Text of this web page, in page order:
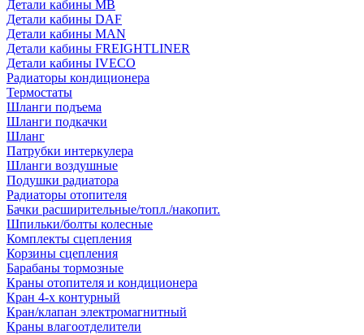
Детали кабины MB
Детали кабины DAF
Детали кабины MAN
Детали кабины FREIGHTLINER
Детали кабины IVECO
Радиаторы кондиционера
Термостаты
Шланги подъема
Шланги подкачки
Шланг
Патрубки интеркулера
Шланги воздушные
Подушки радиатора
Радиаторы отопителя
Бачки расширительные/топл./накопит.
Шпильки/болты колесные
Комплекты сцепления
Корзины сцепления
Барабаны тормозные
Краны отопителя и кондиционера
Кран 4-х контурный
Кран/клапан электромагнитный
Краны влагоотделители